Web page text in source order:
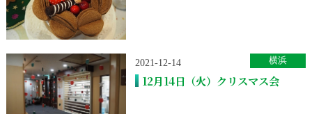
2021-12-14
12月14日（火）クリスマス会
横浜